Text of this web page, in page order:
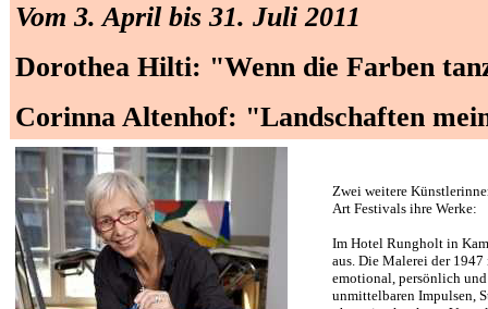
Vom 3. April bis 31. Juli 2011
Dorothea Hilti: "Wenn die Farben
Corinna Altenhof: "Landschaften
Zwei weitere
Art Festivals ihre Werke:
Im Hotel Rungholt in
aus. Die Malerei der
emotional, persönlich und
unmittelbaren Impulsen,